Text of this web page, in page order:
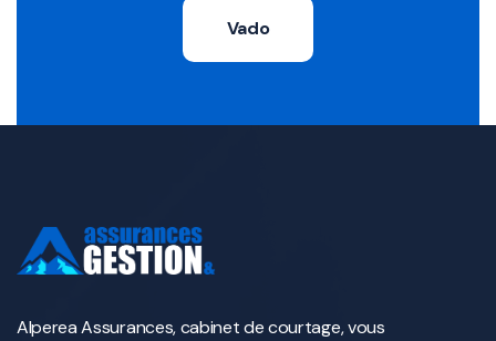
Vado
Alperea Assurances, cabinet de courtage, vous